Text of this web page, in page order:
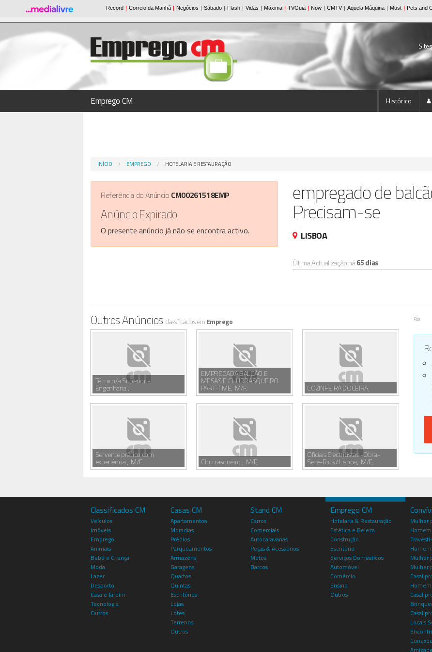
Emprego CM Histórico
INÍCIO EMPREGO HOTELARIA E RESTAURAÇÃO
empregado de
Precisam-se
LISBOA
Última Actualização há65 dias
Referência do Anúncio CM00261518EMP
Anúncio Expirado
O presente anúncio já não se encontra activo.
Outros Anúncios classificados emEmprego
Técnico/a Superior -
Engenharia ,
EMPREGADA BALCÃO E
MESAS E CHURRASQUEIRO
PART-TIME, M/F, COZINHEIRA DOCEIRA,
Servente prático com
experiência , M/F, Churrasqueiro , M/F,
Oficiais Electricistas -Obra-
Sete-Rios / Lisboa, M/F,
Pub
Classificados CM
Veículos
Imóveis
Emprego
Animais
Bebé e Criança
Moda
Lazer
Desporto
Casa e Jardim
Tecnologia
Outros
Casas CM
Apartamentos
Moradias
Prédios
Parqueamentos
Armazéns
Garagens
Quartos
Quintas
Escritórios
Lojas
Lotes
Terrenos
Outros
Stand CM
Carros
Comerciais
Autocaravanas
Peças & Acessórios
Motos
Barcos
Emprego CM
Hotelaria & Restauração
Estética e Beleza
Construção
Escritório
Serviços Domésticos
Automóvel
Comércio
Ensino
Outros
Mulher
Mulher
Mulher
Casal
Casal
Casal
Locais